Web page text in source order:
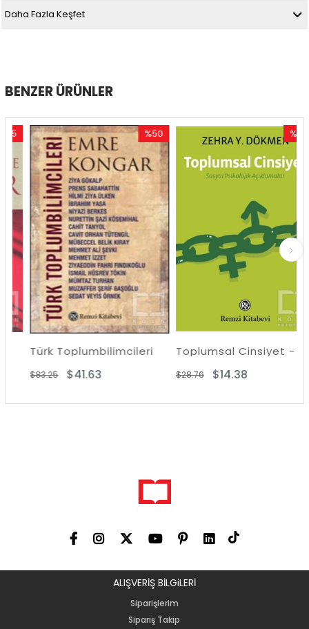
Daha Fazla Keşfet
BENZER ÜRÜNLER
Türk Toplumbilimcileri
$41.63
$83.25
%50
%50İndirim
Toplumsal Cinsiyet - Sosyal Psikolojik Açıklamalar
$14.38
$28.76
%50
ALIŞVERİŞ BİLGiLERİ
Siparişlerim
Sipariş Takip